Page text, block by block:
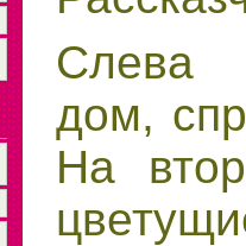
Слева
дом,
На